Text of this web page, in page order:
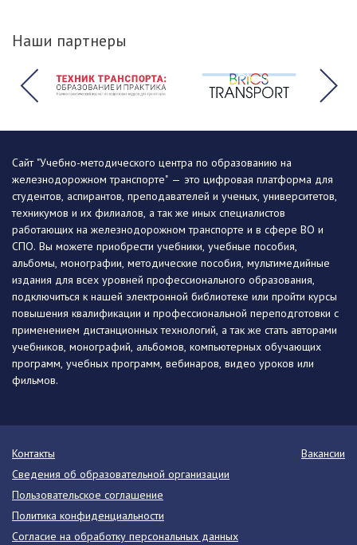
Наши партнеры
Сайт "Учебно-методического центра по образованию на
железнодорожном транспорте" — это цифровая платформа для
студентов, аспирантов, преподавателей и ученых, университетов,
техникумов и их филиалов, а так же иных специалистов
работающих на железнодорожном транспорте и в сфере ВО и
СПО. Вы можете приобрести учебники, учебные пособия,
альбомы, монографии, методические пособия, мультимедийные
издания для всех уровней профессионального образования,
подключиться к нашей электронной библиотеке или пройти курсы
повышения квалификации и профессиональной переподготовки с
применением дистанционных технологий, а так же стать авторами
учебников, монографий, альбомов, компьютерных обучающих
программ, учебных программ, вебинаров, видео уроков или
фильмов.
Контакты
Вакансии
Сведения об образовательной организации
Пользовательское соглашение
Политика конфиденциальности
Согласие на обработку персональных данных